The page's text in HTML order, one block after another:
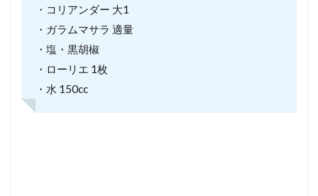
・コリアンダー 大1
・ガラムマサラ 適量
・塩・黒胡椒
・ローリエ 1枚
・水 150cc